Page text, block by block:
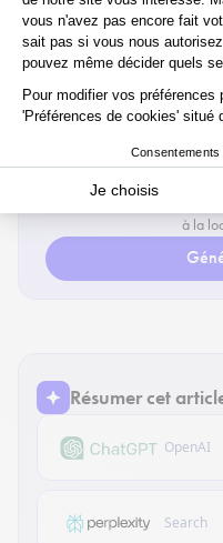
dans la mise en relation
Rédigez votre
Obtenez un modèle de bail
à la
Résumer cet
OpenAI
Search